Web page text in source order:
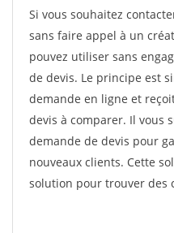
Si vous souhaitez
sans faire appel à un
pouvez utiliser sans
de devis. Le principe est
demande en ligne et
devis à comparer. Il vous
demande de devis pour
nouveaux clients. Cette
solution pour trouver des